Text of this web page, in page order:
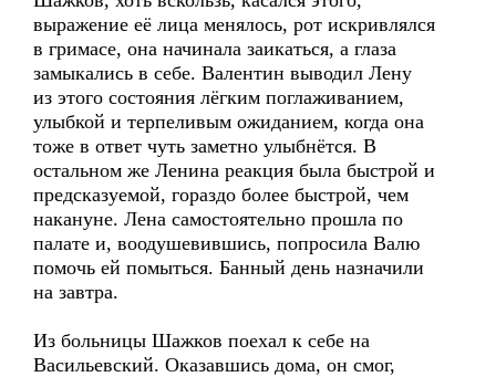
выражение её лица менялось, рот искривлялся
в гримасе, она начинала заикаться, а глаза
замыкались в себе. Валентин выводил Лену
из этого состояния лёгким поглаживанием,
улыбкой и терпеливым ожиданием, когда она
тоже в ответ чуть заметно улыбнётся. В
остальном же Ленина реакция была быстрой и
предсказуемой, гораздо более быстрой, чем
накануне. Лена самостоятельно прошла по
палате и, воодушевившись, попросила Валю
помочь ей помыться. Банный день назначили
на завтра.
Из больницы Шажков поехал к себе на
Васильевский. Оказавшись дома, он смог,